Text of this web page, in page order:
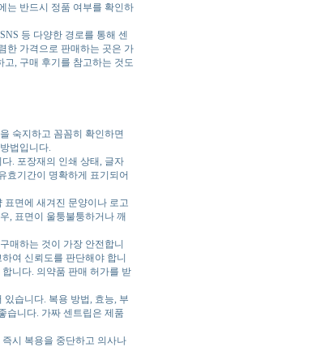
는 반드시 정품 여부를 확인하
등 다양한 경로를 통해 센
한 가격으로 판매하는 곳은 가
, 구매 후기를 참고하는 것도
숙지하고 꼼꼼히 확인하면
법입니다.
. 포장재의 인쇄 상태, 글자
효기간이 명확하게 표기되어
표면에 새겨진 문양이나 로고
, 표면이 울퉁불퉁하거나 깨
매하는 것이 가장 안전합니
여 신뢰도를 판단해야 합니
니다. 의약품 판매 허가를 받
습니다. 복용 방법, 효능, 부
습니다. 가짜 센트립은 제품
시 복용을 중단하고 의사나